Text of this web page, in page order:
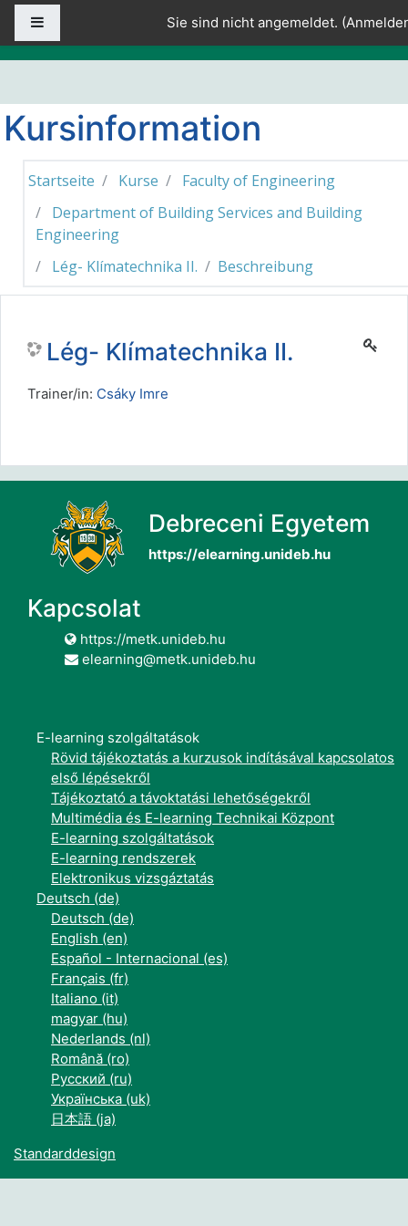
Zum Hauptinhalt
Sie sind nicht angemeldet. (
Kursinformation
Startseite Kurse
Faculty of Engineering
Department of Building Services and Building
Engineering
Lég- Klímatechnika II.
Beschreibung
Lég- Klímatechnika II.
Trainer/in: Csáky Imre
Debreceni Egyetem
https://elearning.unideb.hu
Kapcsolat
https://metk.unideb.hu
elearning@metk.unideb.hu
E-learning szolgáltatások
Rövid tájékoztatás a kurzusok indításával kapcsolatos
első lépésekről
Tájékoztató a távoktatási lehetőségekről
Multimédia és E-learning Technikai Központ
E-learning szolgáltatások
E-learning rendszerek
Elektronikus vizsgáztatás
Deutsch ‎(de)‎
Deutsch ‎(de)‎
English ‎(en)‎
Español - Internacional ‎(es)‎
Français ‎(fr)‎
Italiano ‎(it)‎
magyar ‎(hu)‎
Nederlands ‎(nl)‎
Română ‎(ro)‎
Русский ‎(ru)‎
Українська ‎(uk)‎
日本語 ‎(ja)‎
Standarddesign